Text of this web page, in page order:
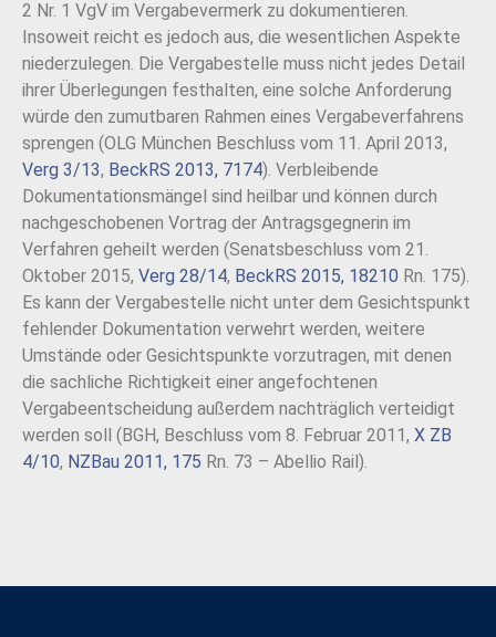
2 Nr. 1 VgV im Vergabevermerk zu dokumentieren.
Insoweit reicht es jedoch aus, die wesentlichen Aspekte
niederzulegen. Die Vergabestelle muss nicht jedes Detail
ihrer Überlegungen festhalten, eine solche Anforderung
würde den zumutbaren Rahmen eines Vergabeverfahrens
sprengen (OLG München Beschluss vom 11. April 2013,
Verg 3/13, BeckRS 2013, 7174). Verbleibende
Dokumentationsmängel sind heilbar und können durch
nachgeschobenen Vortrag der Antragsgegnerin im
Verfahren geheilt werden (Senatsbeschluss vom 21.
Oktober 2015, Verg 28/14, BeckRS 2015, 18210 Rn. 175).
Es kann der Vergabestelle nicht unter dem Gesichtspunkt
fehlender Dokumentation verwehrt werden, weitere
Umstände oder Gesichtspunkte vorzutragen, mit denen
die sachliche Richtigkeit einer angefochtenen
Vergabeentscheidung außerdem nachträglich verteidigt
werden soll (BGH, Beschluss vom 8. Februar 2011, X ZB
4/10, NZBau 2011, 175 Rn. 73 – Abellio Rail).